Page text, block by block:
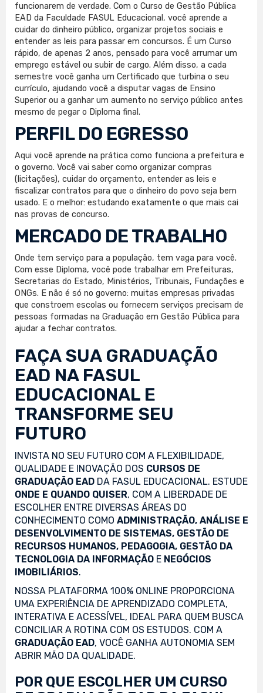
funcionarem de verdade. Com o Curso de Gestão Pública
EAD da Faculdade FASUL Educacional, você aprende a
cuidar do dinheiro público, organizar projetos sociais e
entender as leis para passar em concursos. É um Curso
rápido, de apenas 2 anos, pensado para você arrumar um
emprego estável ou subir de cargo. Além disso, a cada
semestre você ganha um Certificado que turbina o seu
currículo, ajudando você a disputar vagas de Ensino
Superior ou a ganhar um aumento no serviço público antes
mesmo de pegar o Diploma final.
PERFIL DO EGRESSO
Aqui você aprende na prática como funciona a prefeitura e
o governo. Você vai saber como organizar compras
(licitações), cuidar do orçamento, entender as leis e
fiscalizar contratos para que o dinheiro do povo seja bem
usado. E o melhor: estudando exatamente o que mais cai
nas provas de concurso.
MERCADO DE TRABALHO
Onde tem serviço para a população, tem vaga para você.
Com esse Diploma, você pode trabalhar em Prefeituras,
Secretarias do Estado, Ministérios, Tribunais, Fundações e
ONGs. E não é só no governo: muitas empresas privadas
que constroem escolas ou fornecem serviços precisam de
pessoas formadas na Graduação em Gestão Pública para
ajudar a fechar contratos.
FAÇA SUA GRADUAÇÃO
EAD NA FASUL
EDUCACIONAL E
TRANSFORME SEU
FUTURO
INVISTA NO SEU FUTURO COM A FLEXIBILIDADE,
QUALIDADE E INOVAÇÃO DOS CURSOS DE
GRADUAÇÃO EAD DA FASUL EDUCACIONAL. ESTUDE
ONDE E QUANDO QUISER, COM A LIBERDADE DE
ESCOLHER ENTRE DIVERSAS ÁREAS DO
CONHECIMENTO COMO ADMINISTRAÇÃO, ANÁLISE E
DESENVOLVIMENTO DE SISTEMAS, GESTÃO DE
RECURSOS HUMANOS, PEDAGOGIA, GESTÃO DA
TECNOLOGIA DA INFORMAÇÃO E NEGÓCIOS
IMOBILIÁRIOS.
NOSSA PLATAFORMA 100% ONLINE PROPORCIONA
UMA EXPERIÊNCIA DE APRENDIZADO COMPLETA,
INTERATIVA E ACESSÍVEL, IDEAL PARA QUEM BUSCA
CONCILIAR A ROTINA COM OS ESTUDOS. COM A
GRADUAÇÃO EAD, VOCÊ GANHA AUTONOMIA SEM
ABRIR MÃO DA QUALIDADE.
POR QUE ESCOLHER UM CURSO